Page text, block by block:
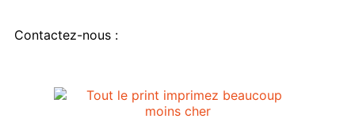
Contactez-nous :